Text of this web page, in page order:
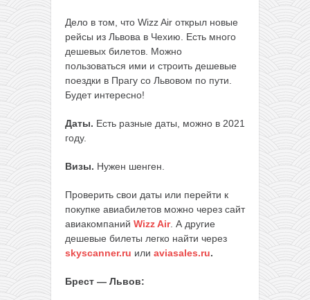
Дело в том, что Wizz Air открыл новые
рейсы из Львова в Чехию. Есть много
дешевых билетов. Можно
пользоваться ими и строить дешевые
поездки в Прагу со Львовом по пути.
Будет интересно!
Даты. Есть разные даты, можно в 2021
году.
Визы. Нужен шенген.
Проверить свои даты или перейти к
покупке авиабилетов можно через сайт
авиакомпаний Wizz Air. А другие
дешевые билеты легко найти через
skyscanner.ru или aviasales.ru.
Брест — Львов: